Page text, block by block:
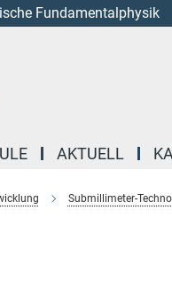
Fundamentalphysik
AKTUELL
Submillimeter-